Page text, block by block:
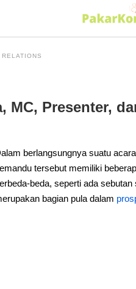
MC, Presenter,
berlangsungnya suatu
tersebut memiliki
beda, seperti ada
bagian pula dalam